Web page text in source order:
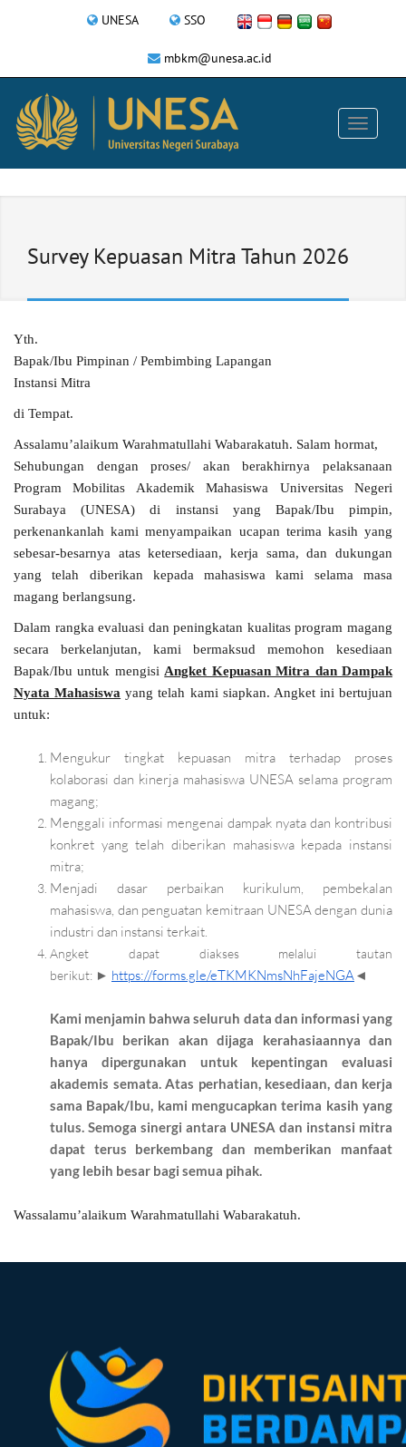
UNESA SSO
mbkm@unesa.ac.id
Survey Kepuasan Mitra Tahun 2026
Yth.
Bapak/Ibu Pimpinan / Pembimbing Lapangan
Instansi Mitra
di Tempat.
Assalamu’alaikum Warahmatullahi Wabarakatuh. Salam hormat,
Sehubungan dengan proses/ akan berakhirnya pelaksanaan
Program Mobilitas Akademik Mahasiswa Universitas Negeri
Surabaya (UNESA) di instansi yang Bapak/Ibu pimpin,
perkenankanlah kami menyampaikan ucapan terima kasih yang
sebesar-besarnya atas ketersediaan, kerja sama, dan dukungan
yang telah diberikan kepada mahasiswa kami selama masa
magang berlangsung.
Dalam rangka evaluasi dan peningkatan kualitas program magang
secara berkelanjutan, kami bermaksud memohon kesediaan
Bapak/Ibu untuk mengisi Angket Kepuasan Mitra dan Dampak
Nyata Mahasiswa yang telah kami siapkan. Angket ini bertujuan
untuk:
Mengukur tingkat kepuasan mitra terhadap proses
kolaborasi dan kinerja mahasiswa UNESA selama program
magang;
Menggali informasi mengenai dampak nyata dan kontribusi
konkret yang telah diberikan mahasiswa kepada instansi
mitra;
Menjadi dasar perbaikan kurikulum, pembekalan
mahasiswa, dan penguatan kemitraan UNESA dengan dunia
industri dan instansi terkait.
Angket dapat diakses melalui tautan
berikut: ► https://forms.gle/eTKMKNmsNhFajeNGA◄
Kami menjamin bahwa seluruh data dan informasi yang
Bapak/Ibu berikan akan dijaga kerahasiaannya dan
hanya dipergunakan untuk kepentingan evaluasi
akademis semata. Atas perhatian, kesediaan, dan kerja
sama Bapak/Ibu, kami mengucapkan terima kasih yang
tulus. Semoga sinergi antara UNESA dan instansi mitra
dapat terus berkembang dan memberikan manfaat
yang lebih besar bagi semua pihak.
Wassalamu’alaikum Warahmatullahi Wabarakatuh.